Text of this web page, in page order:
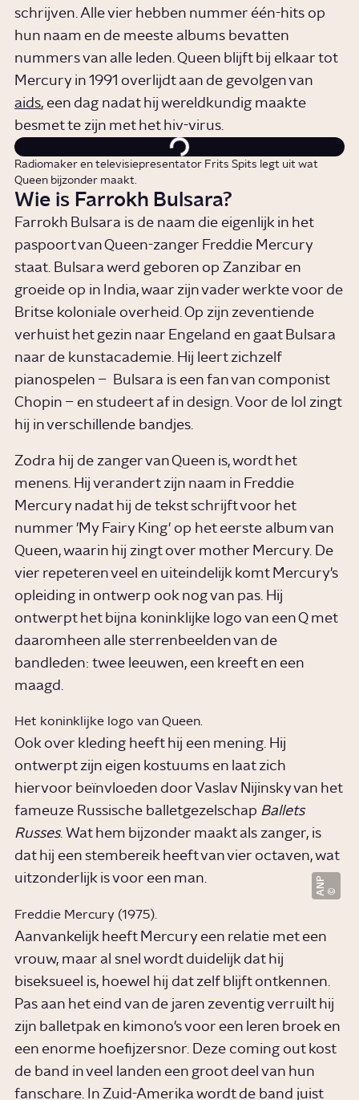
schrijven. Alle vier hebben nummer één-hits op
hun naam en de meeste albums bevatten
nummers van alle leden. Queen blijft bij elkaar tot
Mercury in 1991 overlijdt aan de gevolgen van
aids, een dag nadat hij wereldkundig maakte
besmet te zijn met het hiv-virus.
Radiomaker en televisiepresentator Frits Spits legt uit wat
Queen bijzonder maakt.
Wie is Farrokh Bulsara?
Farrokh Bulsara is de naam die eigenlijk in het
paspoort van Queen-zanger Freddie Mercury
staat. Bulsara werd geboren op Zanzibar en
groeide op in India, waar zijn vader werkte voor de
Britse koloniale overheid. Op zijn zeventiende
verhuist het gezin naar Engeland en gaat Bulsara
naar de kunstacademie. Hij leert zichzelf
pianospelen – Bulsara is een fan van componist
Chopin – en studeert af in design. Voor de lol zingt
hij in verschillende bandjes.
Zodra hij de zanger van Queen is, wordt het
menens. Hij verandert zijn naam in Freddie
Mercury nadat hij de tekst schrijft voor het
nummer 'My Fairy King' op het eerste album van
Queen, waarin hij zingt over mother Mercury. De
vier repeteren veel en uiteindelijk komt Mercury's
opleiding in ontwerp ook nog van pas. Hij
ontwerpt het bijna koninklijke logo van een Q met
daaromheen alle sterrenbeelden van de
bandleden: twee leeuwen, een kreeft en een
maagd.
Het koninklijke logo van Queen.
Ook over kleding heeft hij een mening. Hij
ontwerpt zijn eigen kostuums en laat zich
hiervoor beïnvloeden door Vaslav Nijinsky van het
fameuze Russische balletgezelschap Ballets
Russes. Wat hem bijzonder maakt als zanger, is
dat hij een stembereik heeft van vier octaven, wat
uitzonderlijk is voor een man.
ANP
Freddie Mercury (1975).
Aanvankelijk heeft Mercury een relatie met een
vrouw, maar al snel wordt duidelijk dat hij
biseksueel is, hoewel hij dat zelf blijft ontkennen.
Pas aan het eind van de jaren zeventig verruilt hij
zijn balletpak en kimono's voor een leren broek en
een enorme hoefijzersnor. Deze coming out kost
de band in veel landen een groot deel van hun
fanschare. In Zuid-Amerika wordt de band juist